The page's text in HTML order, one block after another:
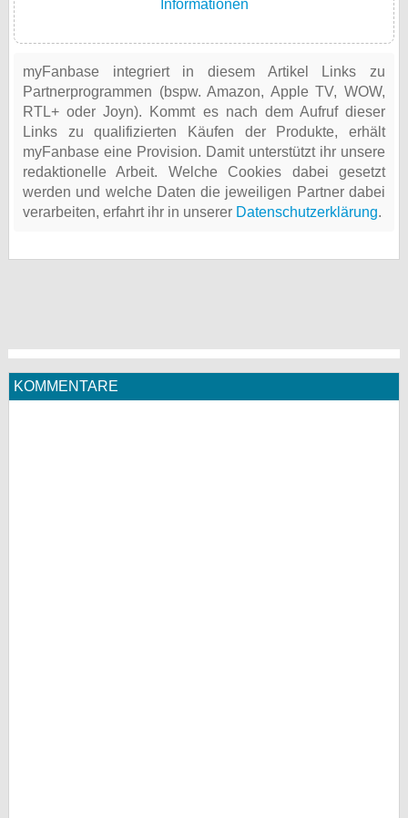
Informationen
myFanbase integriert in diesem Artikel Links zu
Partnerprogrammen (bspw. Amazon, Apple TV, WOW,
RTL+ oder Joyn). Kommt es nach dem Aufruf dieser
Links zu qualifizierten Käufen der Produkte, erhält
myFanbase eine Provision. Damit unterstützt ihr unsere
redaktionelle Arbeit. Welche Cookies dabei gesetzt
werden und welche Daten die jeweiligen Partner dabei
verarbeiten, erfahrt ihr in unserer Datenschutzerklärung.
KOMMENTARE